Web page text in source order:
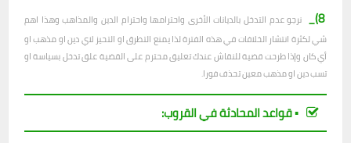
8)_
نرجو عدم التدخل بالديانات الأخرى واحترامها واحترام الدين والمذاهب وهذا اهم
شي لكثرة انتشار الخلافات في هذه الفترة لذا يمنع التطرق او التحيز لاي دين او مذهب او
أي كان وإذا طرحت قضية للنقاش عندك تعليق محترم على القضية علق تدخل بسياسة او
تسب دين او مذهب معين تحذف فورا.
▪︎ قواعد المحادثة في القروب: